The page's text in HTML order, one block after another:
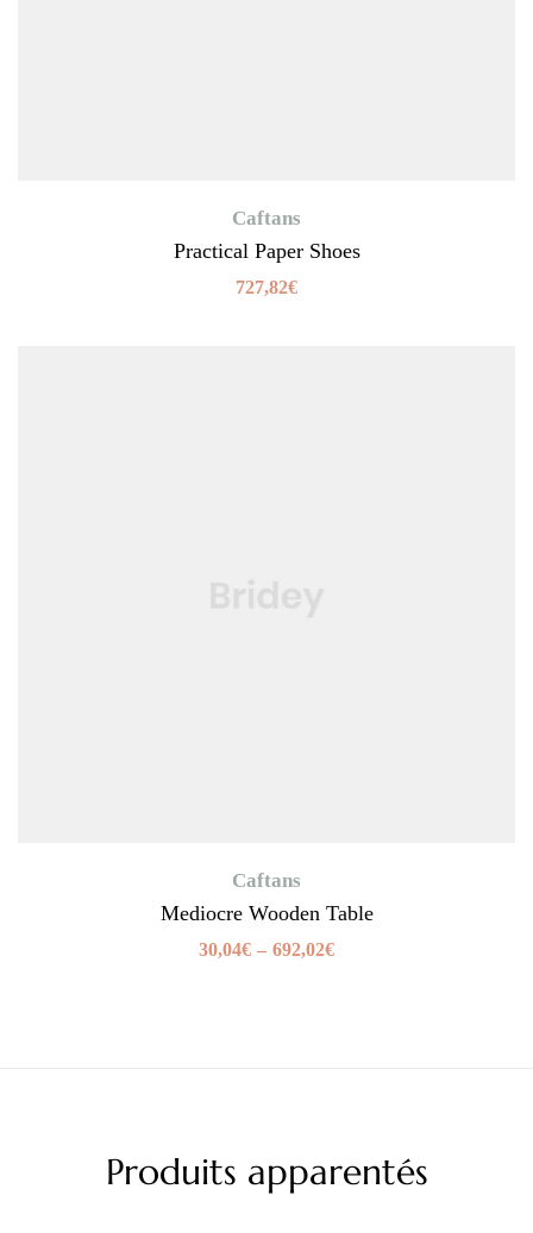
Caftans
Practical Paper Shoes
727,82€
Caftans
Mediocre Wooden Table
30,04€ – 692,02€
Produits apparentés